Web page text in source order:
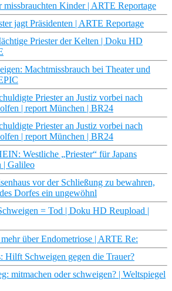
missbrauchten Kinder | ARTE Reportage
jagt Präsidenten | ARTE Reportage
Priester der Kelten | Doku HD
Machtmissbrauch bei Theater und
Priester an Justiz vorbei nach
| report München | BR24
Priester an Justiz vorbei nach
| report München | BR24
Westliche „Priester“ für Japans
| Galileo
vor der Schließung zu bewahren,
Dorfes ein ungewöhnl
= Tod | Doku HD Reupload |
über Endometriose | ARTE Re:
Hilft Schweigen gegen die Trauer?
mitmachen oder schweigen? | Weltspiegel